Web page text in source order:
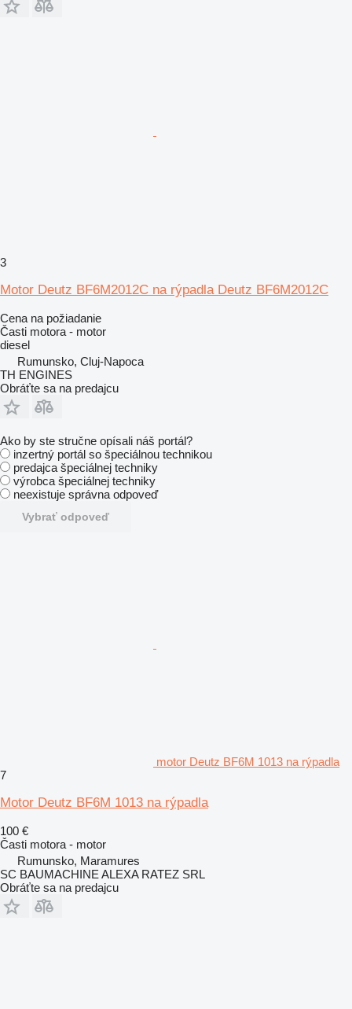
3
Motor Deutz BF6M2012C na rýpadla Deutz BF6M2012C
Cena na požiadanie
Časti motora - motor
diesel
Rumunsko, Cluj-Napoca
TH ENGINES
Obráťte sa na predajcu
Ako by ste stručne opísali náš portál?
inzertný portál so špeciálnou technikou
predajca špeciálnej techniky
výrobca špeciálnej techniky
neexistuje správna odpoveď
Vybrať odpoveď
motor Deutz BF6M 1013 na rýpadla
7
Motor Deutz BF6M 1013 na rýpadla
100 €
Časti motora - motor
Rumunsko, Maramures
SC BAUMACHINE ALEXA RATEZ SRL
Obráťte sa na predajcu